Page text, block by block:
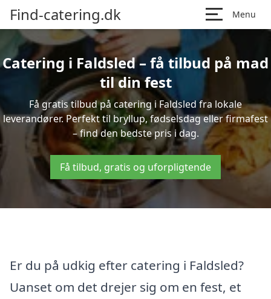
Find-catering.dk Menu
Catering i Faldsled – få tilbud på mad
til din fest
Få gratis tilbud på catering i Faldsled fra lokale
leverandører. Perfekt til bryllup, fødselsdag eller firmafest
– find den bedste pris i dag.
Få tilbud, gratis og uforpligtende
Er du på udkig efter catering i Faldsled?
Uanset om det drejer sig om en fest, et